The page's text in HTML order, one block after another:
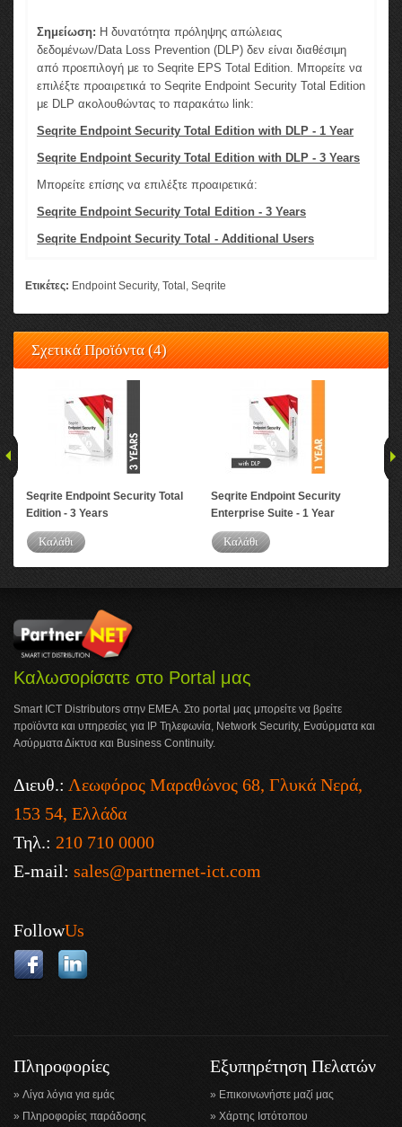
Σημείωση: Η δυνατότητα πρόληψης απώλειας
δεδομένων/Data Loss Prevention (DLP) δεν είναι διαθέσιμη
από προεπιλογή με το Seqrite EPS Total Edition. Μπορείτε να
επιλέξτε προαιρετικά το Seqrite Endpoint Security Total Edition
με DLP ακολουθώντας το παρακάτω link:
Seqrite Endpoint Security Total Edition with DLP - 1 Year
Seqrite Endpoint Security Total Edition with DLP - 3 Years
Μπορείτε επίσης να επιλέξτε προαιρετικά:
Seqrite Endpoint Security Total Edition - 3 Years
Seqrite Endpoint Security Total - Additional Users
Ετικέτες: Endpoint Security, Total , Seqrite
Σχετικά Προϊόντα (4)
Seqrite Endpoint Security Total
Edition - 3 Years
Καλάθι
Seqrite Endpoint Security
Enterprise Suite - 1 Year
Καλάθι
Καλωσορίσατε στο Portal μας
Smart ICT Distributors στην ΕΜΕΑ. Στο portal μας μπορείτε να βρείτε
προϊόντα και υπηρεσίες για IP Τηλεφωνία, Network Security, Ενσύρματα και
Ασύρματα Δίκτυα και Business Continuity.
Διευθ.: Λεωφόρος Μαραθώνος 68, Γλυκά Νερά,
153 54, Ελλάδα
Τηλ.: 210 710 0000
E-mail: sales@partnernet-ict.com
FollowUs
Πληροφορίες
Λίγα λόγια για εμάς
Πληροφορίες παράδοσης
Εξυπηρέτηση Πελατών
Επικοινωνήστε μαζί μας
Χάρτης Ιστότοπου